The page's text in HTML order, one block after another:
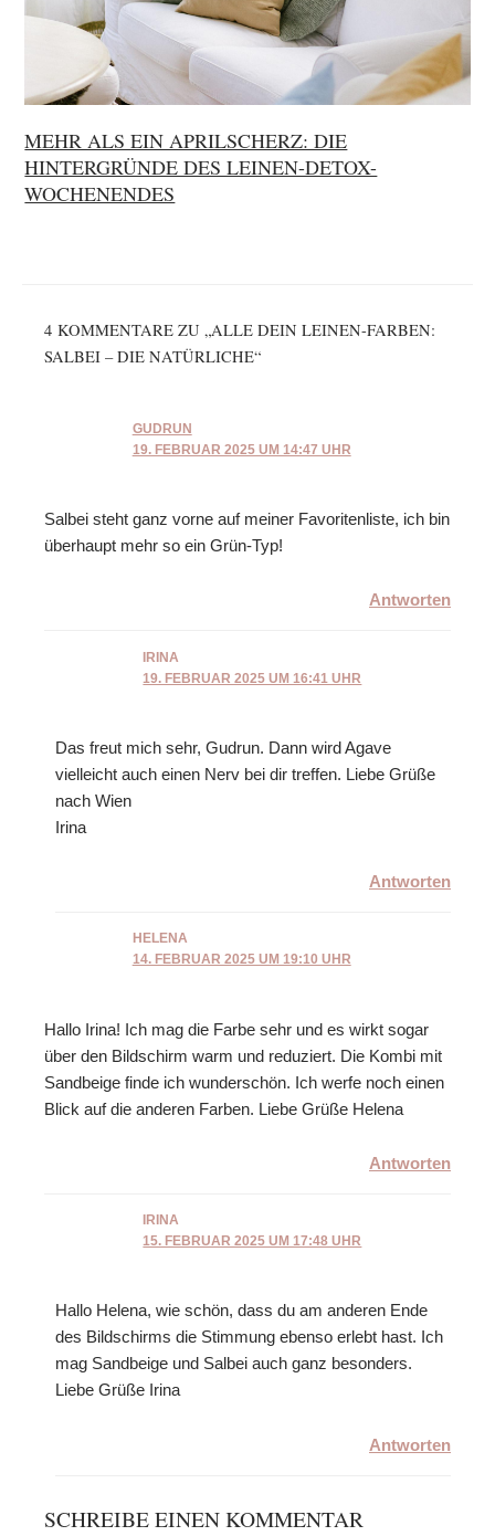
MEHR ALS EIN APRILSCHERZ: DIE
HINTERGRÜNDE DES LEINEN-DETOX-
WOCHENENDES
4 KOMMENTARE ZU „ALLE DEIN LEINEN-FARBEN:
SALBEI – DIE NATÜRLICHE“
GUDRUN
19. FEBRUAR 2025 UM 14:47 UHR
Salbei steht ganz vorne auf meiner Favoritenliste, ich bin
überhaupt mehr so ein Grün-Typ!
Antworten
IRINA
19. FEBRUAR 2025 UM 16:41 UHR
Das freut mich sehr, Gudrun. Dann wird Agave
vielleicht auch einen Nerv bei dir treffen. Liebe Grüße
nach Wien
Irina
Antworten
HELENA
14. FEBRUAR 2025 UM 19:10 UHR
Hallo Irina! Ich mag die Farbe sehr und es wirkt sogar
über den Bildschirm warm und reduziert. Die Kombi mit
Sandbeige finde ich wunderschön. Ich werfe noch einen
Blick auf die anderen Farben. Liebe Grüße Helena
Antworten
IRINA
15. FEBRUAR 2025 UM 17:48 UHR
Hallo Helena, wie schön, dass du am anderen Ende
des Bildschirms die Stimmung ebenso erlebt hast. Ich
mag Sandbeige und Salbei auch ganz besonders.
Liebe Grüße Irina
Antworten
SCHREIBE EINEN KOMMENTAR